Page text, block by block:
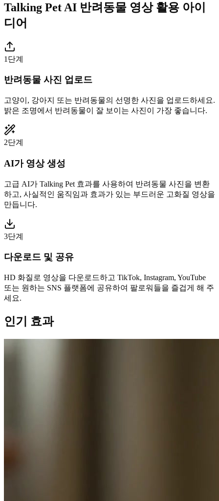
Talking Pet AI 반려동물 영상 활용 아이
디어
1단계
반려동물 사진 업로드
고양이, 강아지 또는 반려동물의 선명한 사진을 업로드하세요.
밝은 조명에서 반려동물이 잘 보이는 사진이 가장 좋습니다.
2단계
AI가 영상 생성
고급 AI가 Talking Pet 효과를 사용하여 반려동물 사진을 변환
하고, 사실적인 움직임과 효과가 있는 부드러운 고화질 영상을
만듭니다.
3단계
다운로드 및 공유
HD 화질로 영상을 다운로드하고 TikTok, Instagram, YouTube
또는 원하는 SNS 플랫폼에 공유하여 팔로워들을 즐겁게 해 주
세요.
인기 효과